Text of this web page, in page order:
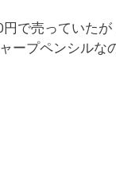
で売っていた
ープペンシルな